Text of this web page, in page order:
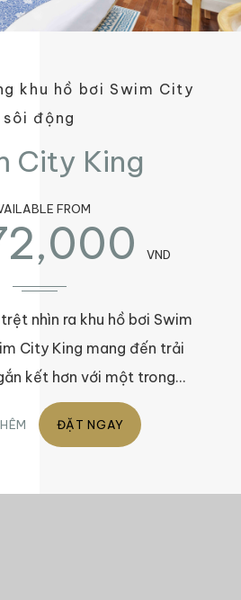
khu hồ bơi Swim City
sôi động
City King
FROM
VND
nhìn ra khu hồ bơi Swim
City King mang đến trải
kết hơn với một trong…
ĐẶT NGAY